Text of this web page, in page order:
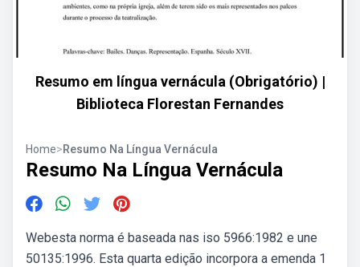
Resumo em língua vernácula (Obrigatório) |
Biblioteca Florestan Fernandes
Home>Resumo Na Língua Vernácula
Resumo Na Língua Vernácula
Webesta norma é baseada nas iso 5966:1982 e une
50135:1996. Esta quarta edição incorpora a emenda 1